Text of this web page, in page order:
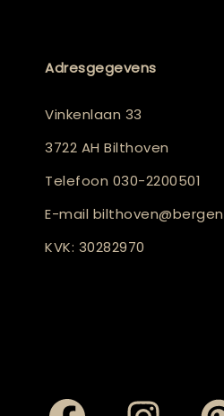
Adresgegevens
Vinkenlaan 33
3722 AH Bilthoven
Telefoon 030-2200501
E-mail
KVK: 30282970